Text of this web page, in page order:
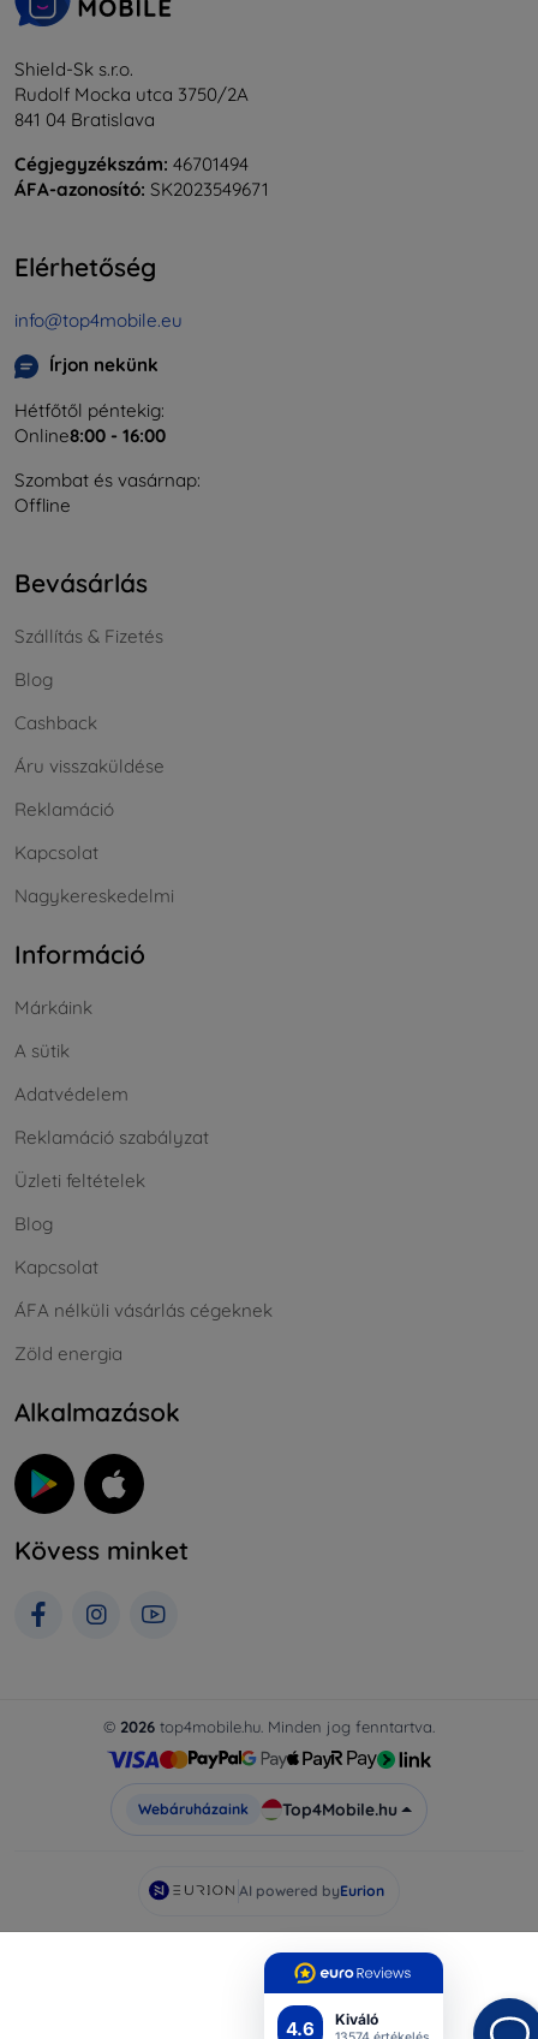
4.6 Kiváló
Shield-Sk s.r.o.
Rudolf Mocka utca 3750/2A
841 04 Bratislava
Cégjegyzékszám: 46701494
ÁFA-azonosító: SK2023549671
Elérhetőség
info@top4mobile.eu
Írjon nekünk
Hétfőtől péntekig:
Online8:00 - 16:00
Szombat és vasárnap:
Offline
Bevásárlás
Szállítás & Fizetés
Blog
Cashback
Áru visszaküldése
Reklamáció
Kapcsolat
Nagykereskedelmi
Információ
Márkáink
A sütik
Adatvédelem
Reklamáció szabályzat
Üzleti feltételek
Blog
Kapcsolat
ÁFA nélküli vásárlás cégeknek
Zöld energia
Alkalmazások
Kövess minket
© 2026 top4mobile.hu. Minden jog fenntartva.
Webáruházaink Top4Mobile.hu
AI powered byEurion